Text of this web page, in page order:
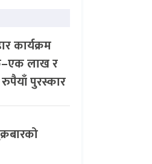
कार्यक्रम
लाख र
पुरस्कार